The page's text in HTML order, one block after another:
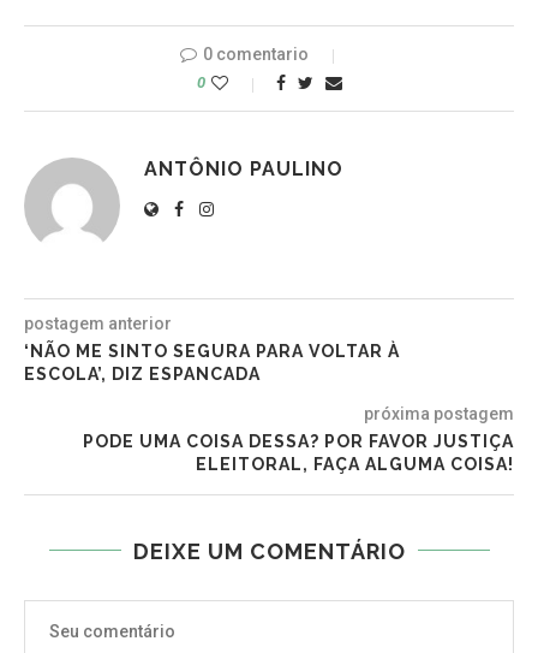
0 comentario
0
ANTÔNIO PAULINO
postagem anterior
‘NÃO ME SINTO SEGURA PARA VOLTAR À
ESCOLA’, DIZ ESPANCADA
próxima postagem
PODE UMA COISA DESSA? POR FAVOR JUSTIÇA
ELEITORAL, FAÇA ALGUMA COISA!
DEIXE UM COMENTÁRIO